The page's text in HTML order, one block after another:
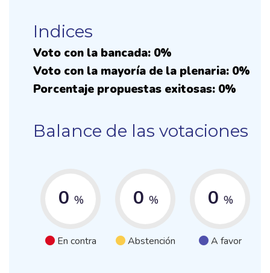
Indices
Voto con la bancada: 0%
Voto con la mayoría de la plenaria: 0%
Porcentaje propuestas exitosas: 0%
Balance de las votaciones
0 %
En contra
0 %
Abstención
0 %
A favor